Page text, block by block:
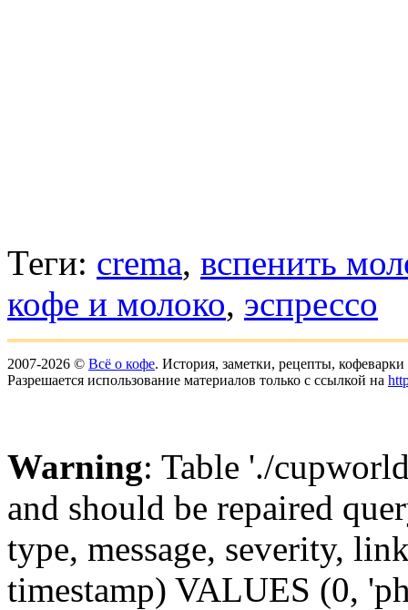
Теги: crema, вспенить
кофе и молоко, эспрессо
2007-2026 © Всё о кофе. История, заметки, рецепты,
Разрешается использование материалов только с ссылкой на
Warning: Table './
and should be repaired
type, message, severity,
timestamp) VALUES (0,